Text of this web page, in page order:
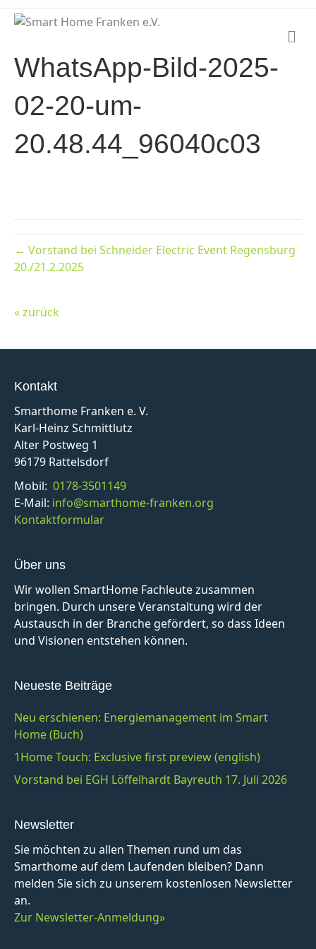
WhatsApp-Bild-2025-
02-20-um-
20.48.44_96040c03
← Vorstand bei Schneider Electric Event Regensburg
20./21.2.2025
« zurück
Kontakt
Smarthome Franken e. V.
Karl-Heinz Schmittlutz
Alter Postweg 1
96179 Rattelsdorf
Mobil: 0178-3501149
E-Mail: info@smarthome-franken.org
Kontaktformular
Über uns
Wir wollen SmartHome Fachleute zusammen
bringen. Durch unsere Veranstaltung wird der
Austausch in der Branche gefördert, so dass Ideen
und Visionen entstehen können.
Neueste Beiträge
Neu erschienen: Energiemanagement im Smart
Home (Buch)
1Home Touch: Exclusive first preview (english)
Vorstand bei EGH Löffelhardt Bayreuth 17. Juli 2026
Newsletter
Sie möchten zu allen Themen rund um das
Smarthome auf dem Laufenden bleiben? Dann
melden Sie sich zu unserem kostenlosen Newsletter
an.
Zur Newsletter-Anmeldung»